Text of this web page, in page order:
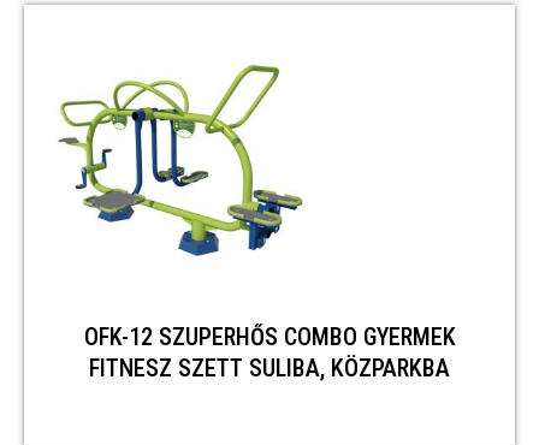
OFK-12 SZUPERHŐS COMBO GYERMEK
FITNESZ SZETT SULIBA, KÖZPARKBA